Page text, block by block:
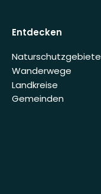
Entdecken
Naturschutzgebiete
Wanderwege
Landkreise
Gemeinden